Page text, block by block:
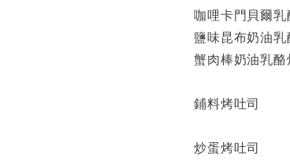
咖哩卡門貝爾乳
鹽味昆布奶油乳
蟹肉棒奶油乳酪
鋪料烤吐司
炒蛋烤吐司